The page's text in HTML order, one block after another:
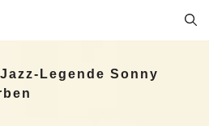
Legende Sonny